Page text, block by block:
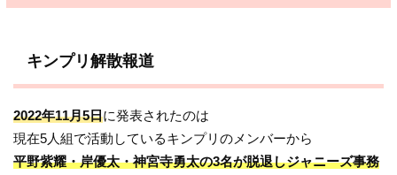
キンプリ解散報道
2022年11月5日に発表されたのは
現在5人組で活動しているキンプリのメンバーから
平野紫耀・岸優太・神宮寺勇太の3名が脱退しジャニーズ事務